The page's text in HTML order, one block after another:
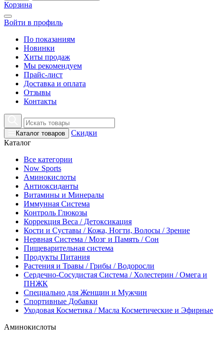
Корзина
Войти в профиль
По показаниям
Новинки
Хиты продаж
Мы рекомендуем
Прайс-лист
Доставка и оплата
Отзывы
Контакты
Каталог товаров
Скидки
Каталог
Все категории
Now Sports
Аминокислоты
Антиоксиданты
Витамины и Минералы
Иммунная Система
Контроль Глюкозы
Коррекция Веса / Детоксикация
Кости и Суставы / Кожа, Ногти, Волосы / Зрение
Нервная Система / Мозг и Память / Сон
Пищеварительная система
Продукты Питания
Растения и Травы / Грибы / Водоросли
Сердечно-Сосудистая Система / Холестерин / Омега и
ПНЖК
Специально для Женщин и Мужчин
Спортивные Добавки
Уходовая Косметика / Масла Косметические и Эфирные
Аминокислоты